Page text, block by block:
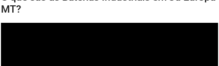
MT?